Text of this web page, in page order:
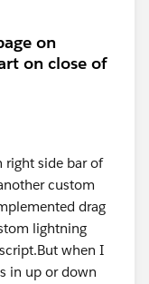
on
on close of
right side bar of
custom
drag
lightning
when I
in up or down